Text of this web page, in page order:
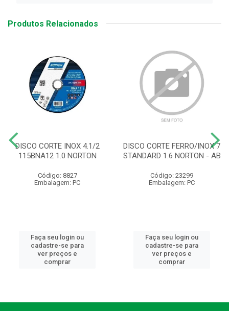
Produtos Relacionados
DISCO CORTE INOX 4.1/2
115BNA12 1.0 NORTON
Código: 8827
Embalagem: PC
Faça seu login ou
cadastre-se para
ver preços e
comprar
DISCO CORTE FERRO/INOX 7
STANDARD 1.6 NORTON - AB
Código: 23299
Embalagem: PC
Faça seu login ou
cadastre-se para
ver preços e
comprar